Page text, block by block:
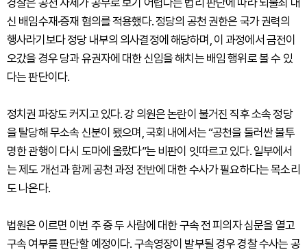
경찰은 공천 자체가 공무로 보기 어렵다는 법리 판단에 따라 뇌물죄 대
신 배임수재·증재 혐의를 적용했다. 정당의 공천 권한은 국가 권력의
행사라기보다 정당 내부의 의사결정에 해당하며, 이 과정에서 금전이
오갔을 경우 당과 유권자에 대한 신임을 해치는 배임 행위로 볼 수 있
다는 판단이다.
정치권 파장도 커지고 있다. 강 의원은 논란이 불거진 직후 소속 정당
을 탈당해 무소속 신분이 됐으며, 국회 내에서는 “공천을 둘러싼 불투
명한 관행이 다시 도마에 올랐다”는 비판이 잇따르고 있다. 일부에서
는 제도 개선과 함께 공천 과정 전반에 대한 수사가 필요하다는 목소리
도 나온다.
법원은 이르면 이번 주 중 두 사람에 대한 구속 전 피의자 심문을 열고
구속 여부를 판단할 예정이다. 구속영장이 발부될 경우 경찰 수사는 공